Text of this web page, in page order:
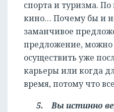
спорта и туризма.
кино… Почему бы и
заманчивое
предложение, можно
осуществить уже
карьеры или когда
время, потому что
5. Вы истинно